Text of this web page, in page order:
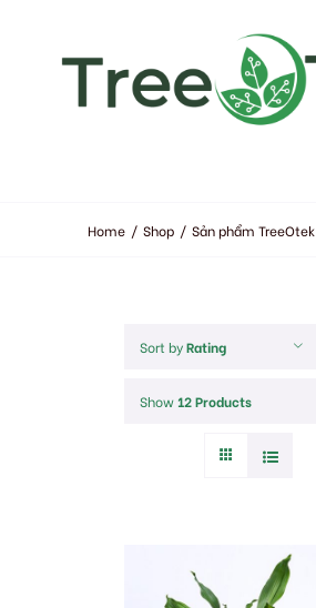
Home / Shop / Sản phẩm TreeOtek
Sort byRating
Show 12 Products